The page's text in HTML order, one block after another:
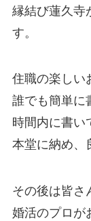
縁結び蓮久寺
す。
住職の楽しい
誰でも簡単に
時間内に書い
本堂に納め、
その後は皆さ
婚活のプロが